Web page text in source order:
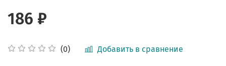
(0) Добавить в сравнение
186 ₽